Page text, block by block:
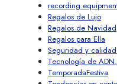
recording
Regalos de Lujo
Regalos de Navidad
Regalos para Ella
Seguridad y calidad
Tecnología de ADN.
TemporadaFestiva